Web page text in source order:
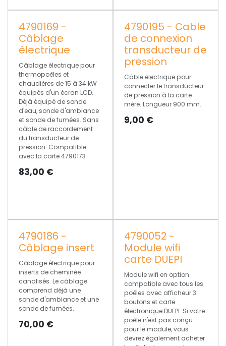
4790169 -
Câblage
électrique
Câblage électrique pour
thermopoêles et
chaudières de 15 à 34 kW
équipés d'un écran LCD.
Déjà équipé de sonde
d'eau, sonde d'ambiance
et sonde de fumées. Sans
câble de raccordement
du transducteur de
pression. Compatible
avec la carte 4790173
83,00 €
4790195 - Cable
de connexion
transducteur de
pression
Câble électrique pour
connecter le transducteur
de pression à la carte
mère. Longueur 900 mm.
9,00 €
4790186 -
Câblage insert
Câblage électrique pour
inserts de cheminée
canalisés. Le câblage
comprend déjà une
sonde d'ambiance et une
sonde de fumées.
70,00 €
4790052 -
Module wifi
carte DUEPI
Module wifi en option
compatible avec tous les
poêles avec afficheur 3
boutons et carte
électronique DUEPI. Si votre
poêle n'est pas conçu
pour le module, vous
devrez également acheter